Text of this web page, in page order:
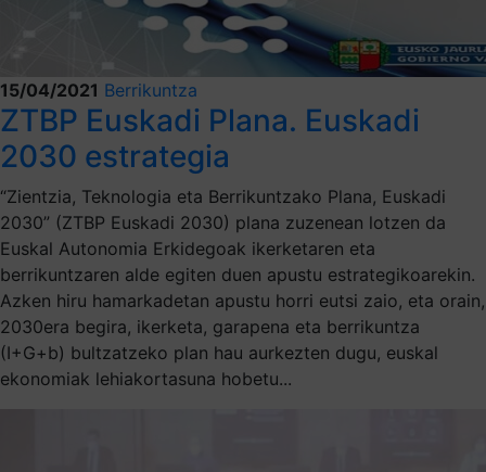
15/04/2021 Berrikuntza
ZTBP Euskadi Plana. Euskadi
2030 estrategia
“Zientzia, Teknologia eta Berrikuntzako Plana, Euskadi
2030” (ZTBP Euskadi 2030) plana zuzenean lotzen da
Euskal Autonomia Erkidegoak ikerketaren eta
berrikuntzaren alde egiten duen apustu estrategikoarekin.
Azken hiru hamarkadetan apustu horri eutsi zaio, eta orain,
2030era begira, ikerketa, garapena eta berrikuntza
(I+G+b) bultzatzeko plan hau aurkezten dugu, euskal
ekonomiak lehiakortasuna hobetu...